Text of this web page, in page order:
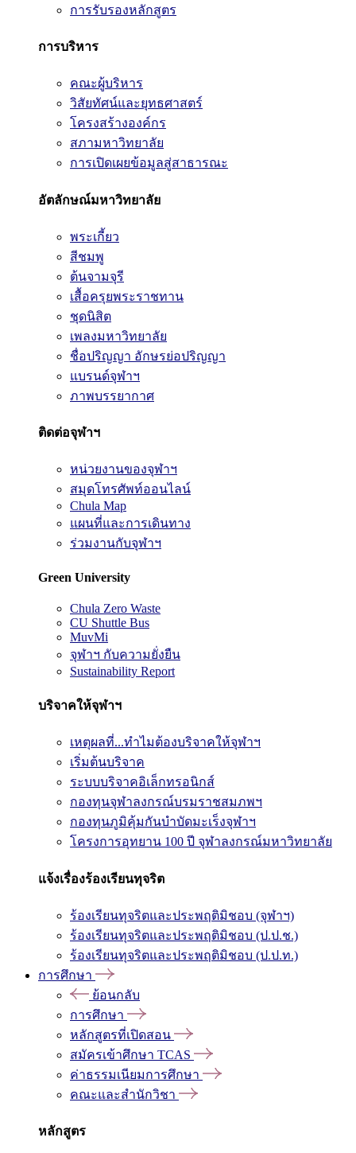
การรับรองหลักสูตร
การบริหาร
คณะผู้บริหาร
วิสัยทัศน์และยุทธศาสตร์
โครงสร้างองค์กร
สภามหาวิทยาลัย
การเปิดเผยข้อมูลสู่สาธารณะ
อัตลักษณ์มหาวิทยาลัย
พระเกี้ยว
สีชมพู
ต้นจามจุรี
เสื้อครุยพระราชทาน
ชุดนิสิต
เพลงมหาวิทยาลัย
ชื่อปริญญา อักษรย่อปริญญา
แบรนด์จุฬาฯ
ภาพบรรยากาศ
ติดต่อจุฬาฯ
หน่วยงานของจุฬาฯ
สมุดโทรศัพท์ออนไลน์
Chula Map
แผนที่และการเดินทาง
ร่วมงานกับจุฬาฯ
Green University
Chula Zero Waste
CU Shuttle Bus
MuvMi
จุฬาฯ กับความยั่งยืน
Sustainability Report
บริจาคให้จุฬาฯ
เหตุผลที่...ทำไมต้องบริจาคให้จุฬาฯ
เริ่มต้นบริจาค
ระบบบริจาคอิเล็กทรอนิกส์
กองทุนจุฬาลงกรณ์บรมราชสมภพฯ
กองทุนภูมิคุ้มกันบำบัดมะเร็งจุฬาฯ
โครงการอุทยาน 100 ปี จุฬาลงกรณ์มหาวิทยาลัย
แจ้งเรื่องร้องเรียนทุจริต
ร้องเรียนทุจริตและประพฤติมิชอบ (จุฬาฯ)
ร้องเรียนทุจริตและประพฤติมิชอบ (ป.ป.ช.)
ร้องเรียนทุจริตและประพฤติมิชอบ (ป.ป.ท.)
การศึกษา
ย้อนกลับ
การศึกษา
หลักสูตรที่เปิดสอน
สมัครเข้าศึกษา TCAS
ค่าธรรมเนียมการศึกษา
คณะและสำนักวิชา
หลักสูตร